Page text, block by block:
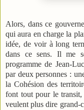
Alors, dans ce
qui aura en charge la
idée, de voir à long
dans ce sens. Il me
programme de Jean-
par deux personnes :
la Cohésion des
font tout pour le
veulent plus dire grand-